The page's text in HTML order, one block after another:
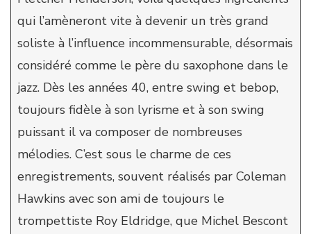
qui l’amèneront vite à devenir un très grand
soliste à l’influence incommensurable, désormais
considéré comme le père du saxophone dans le
jazz. Dès les années 40, entre swing et bebop,
toujours fidèle à son lyrisme et à son swing
puissant il va composer de nombreuses
mélodies. C’est sous le charme de ces
enregistrements, souvent réalisés par Coleman
Hawkins avec son ami de toujours le
trompettiste Roy Eldridge, que Michel Bescont